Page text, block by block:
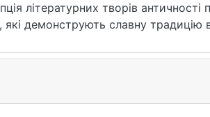
літературних творів
які демонструють славну традицію
альманахах, так і цілісними
давньогрецькою мовою
та хорова лірика,
філософія, риторика,